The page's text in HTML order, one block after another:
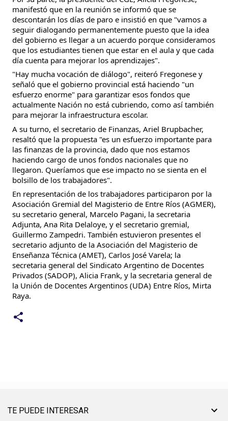
manifestó que en la reunión se informó que se
descontarán los días de paro e insistió en que "vamos a
seguir dialogando permanentemente puesto que la idea
del gobierno es llegar a un acuerdo porque consideramos
que los estudiantes tienen que estar en el aula y que cada
día cuenta para mejorar los aprendizajes".
"Hay mucha vocación de diálogo", reiteró Fregonese y
señaló que el gobierno provincial está haciendo "un
esfuerzo enorme" para garantizar esos fondos que
actualmente Nación no está cubriendo, como así también
para mejorar la infraestructura escolar.
A su turno, el secretario de Finanzas, Ariel Brupbacher,
resaltó que la propuesta "es un esfuerzo importante para
las finanzas de la provincia, dado que nos estamos
haciendo cargo de unos fondos nacionales que no
llegaron. Queríamos que ese impacto no se sienta en el
bolsillo de los trabajadores".
En representación de los trabajadores participaron por la
Asociación Gremial del Magisterio de Entre Ríos (AGMER),
su secretario general, Marcelo Pagani, la secretaria
Adjunta, Ana Rita Delaloye, y el secretario gremial,
Guillermo Zampedri. También estuvieron presentes el
secretario adjunto de la Asociación del Magisterio de
Enseñanza Técnica (AMET), Carlos José Varela; la
secretaria general del Sindicato Argentino de Docentes
Privados (SADOP), Alicia Frank, y la secretaria general de
la Unión de Docentes Argentinos (UDA) Entre Ríos, Mirta
Raya.
TE PUEDE INTERESAR